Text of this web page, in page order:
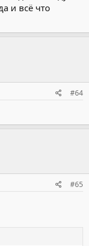
и всё что
#64
#65